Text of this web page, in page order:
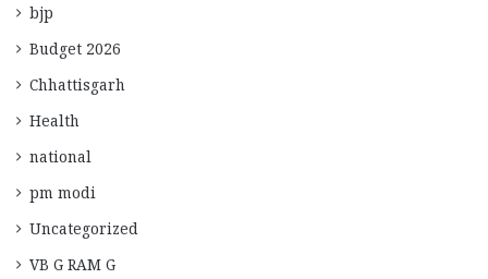
bjp
Budget 2026
Chhattisgarh
Health
national
pm modi
Uncategorized
VB G RAM G